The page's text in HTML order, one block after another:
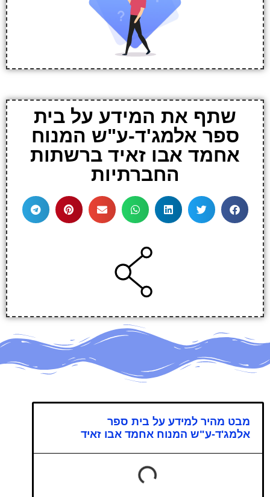
שתף את המידע על בית
ספר אלמג'ד-ע"ש המנוח
אחמד אבו זאיד ברשתות
החברתיות
מבט מהיר למידע על בית ספר
אלמג'ד-ע"ש המנוח אחמד אבו זאיד